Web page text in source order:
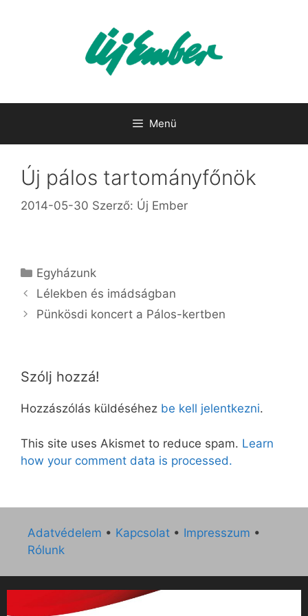
Menü
Új pálos tartományfőnök
2014-05-30 Szerző: Új Ember
Kategória
Egyházunk
Lélekben és imádságban
Pünkösdi koncert a Pálos-kertben
Szólj hozzá!
Hozzászólás küldéséhez be kell jelentkezni.
This site uses Akismet to reduce spam. Learn
how your comment data is processed.
Adatvédelem • Kapcsolat • Impresszum •
Rólunk